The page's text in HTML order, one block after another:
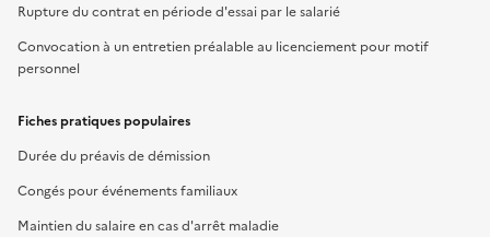
Rupture du contrat en période d'essai par le salarié
Convocation à un entretien préalable au licenciement pour motif
personnel
Fiches pratiques populaires
Durée du préavis de démission
Congés pour événements familiaux
Maintien du salaire en cas d'arrêt maladie